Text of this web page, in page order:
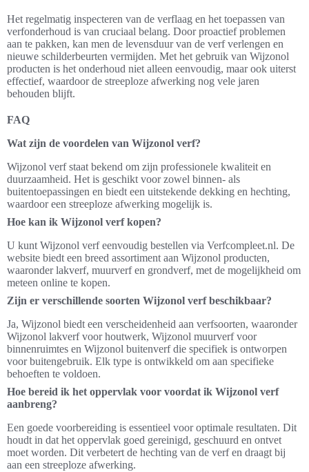
Het regelmatig inspecteren van de verflaag en het toepassen van
verfonderhoud is van cruciaal belang. Door proactief problemen
aan te pakken, kan men de levensduur van de verf verlengen en
nieuwe schilderbeurten vermijden. Met het gebruik van Wijzonol
producten is het onderhoud niet alleen eenvoudig, maar ook uiterst
effectief, waardoor de streeploze afwerking nog vele jaren
behouden blijft.
FAQ
Wat zijn de voordelen van Wijzonol verf?
Wijzonol verf staat bekend om zijn professionele kwaliteit en
duurzaamheid. Het is geschikt voor zowel binnen- als
buitentoepassingen en biedt een uitstekende dekking en hechting,
waardoor een streeploze afwerking mogelijk is.
Hoe kan ik Wijzonol verf kopen?
U kunt Wijzonol verf eenvoudig bestellen via Verfcompleet.nl. De
website biedt een breed assortiment aan Wijzonol producten,
waaronder lakverf, muurverf en grondverf, met de mogelijkheid om
meteen online te kopen.
Zijn er verschillende soorten Wijzonol verf beschikbaar?
Ja, Wijzonol biedt een verscheidenheid aan verfsoorten, waaronder
Wijzonol lakverf voor houtwerk, Wijzonol muurverf voor
binnenruimtes en Wijzonol buitenverf die specifiek is ontworpen
voor buitengebruik. Elk type is ontwikkeld om aan specifieke
behoeften te voldoen.
Hoe bereid ik het oppervlak voor voordat ik Wijzonol verf
aanbreng?
Een goede voorbereiding is essentieel voor optimale resultaten. Dit
houdt in dat het oppervlak goed gereinigd, geschuurd en ontvet
moet worden. Dit verbetert de hechting van de verf en draagt bij
aan een streeploze afwerking.